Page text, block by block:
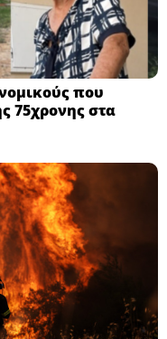
που
75χρονης στα